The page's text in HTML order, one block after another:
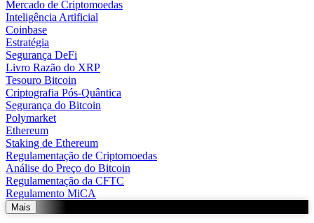
Mercado de Criptomoedas
Inteligência Artificial
Coinbase
Estratégia
Segurança DeFi
Livro Razão do XRP
Tesouro Bitcoin
Criptografia Pós-Quântica
Segurança do Bitcoin
Polymarket
Ethereum
Staking de Ethereum
Regulamentação de Criptomoedas
Análise do Preço do Bitcoin
Regulamentação da CFTC
Regulamento MiCA
Mais